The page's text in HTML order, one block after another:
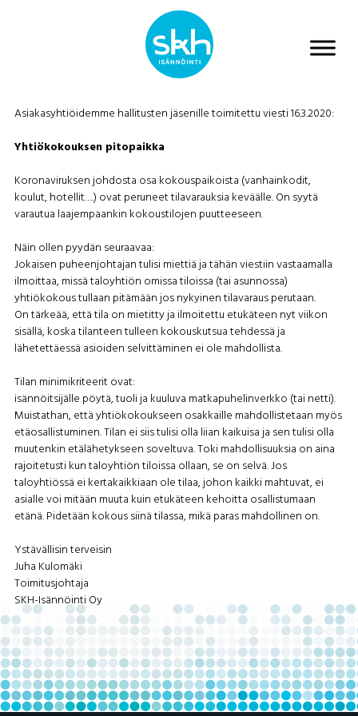
Asiakasyhtiöidemme hallitusten jäsenille toimitettu viesti 16.3.2020:
Yhtiökokouksen pitopaikka
Koronaviruksen johdosta osa kokouspaikoista (vanhainkodit,
koulut, hotellit….) ovat peruneet tilavarauksia keväälle. On syytä
varautua laajempaankin kokoustilojen puutteeseen.
Näin ollen pyydän seuraavaa:
Jokaisen puheenjohtajan tulisi miettiä ja tähän viestiin vastaamalla
ilmoittaa, missä taloyhtiön omissa tiloissa (tai asunnossa)
yhtiökokous tullaan pitämään jos nykyinen tilavaraus perutaan.
On tärkeää, että tila on mietitty ja ilmoitettu etukäteen nyt viikon
sisällä, koska tilanteen tulleen kokouskutsua tehdessä ja
lähetettäessä asioiden selvittäminen ei ole mahdollista.
Tilan minimikriteerit ovat:
isännöitsijälle pöytä, tuoli ja kuuluva matkapuhelinverkko (tai netti).
Muistathan, että yhtiökokoukseen osakkaille mahdollistetaan myös
etäosallistuminen. Tilan ei siis tulisi olla liian kaikuisa ja sen tulisi olla
muutenkin etälähetykseen soveltuva. Toki mahdollisuuksia on aina
rajoitetusti kun taloyhtiön tiloissa ollaan, se on selvä. Jos
taloyhtiössä ei kertakaikkiaan ole tilaa, johon kaikki mahtuvat, ei
asialle voi mitään muuta kuin etukäteen kehoitta osallistumaan
etänä. Pidetään kokous siinä tilassa, mikä paras mahdollinen on.
Ystävällisin terveisin
Juha Kulomäki
Toimitusjohtaja
SKH-Isännöinti Oy